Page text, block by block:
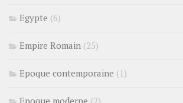
Egypte (6)
Empire Romain (25)
Epoque contemporaine (1)